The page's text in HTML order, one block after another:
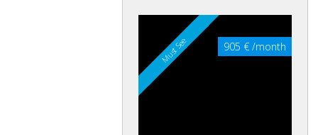
Must See 905 € /month